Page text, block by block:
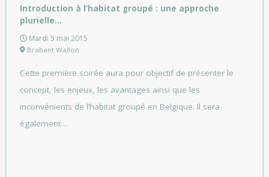
Introduction à l’habitat groupé : une approche
plurielle…
Mardi 5 mai 2015
Brabant Wallon
Cette première soirée aura pour objectif de présenter le
concept, les enjeux, les avantages ainsi que les
inconvénients de l’habitat groupé en Belgique. Il sera
également…